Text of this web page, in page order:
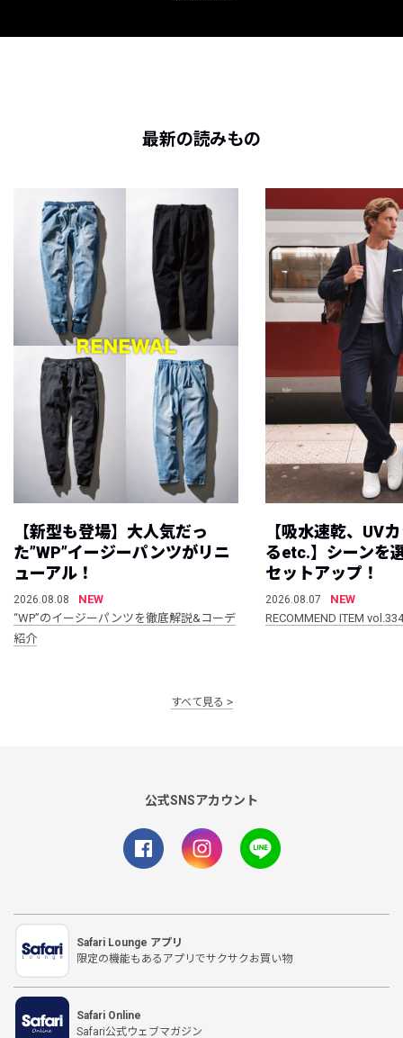
最新の読みもの
【新型も登場】大人気だっ
た”WP”イージーパンツがリニ
ューアル！
2026.08.08
NEW
“WP”のイージーパンツを徹底解説&コーデ
紹介
【吸水速乾、UV
るetc.】シーンを
セットアップ！
2026.08.07
NEW
RECOMMEND ITEM vol.334
すべて見る
公式SNSアカウント
Safari Lounge アプリ
限定の機能もあるアプリでサクサクお買い物
Safari Online
Safari公式ウェブマガジン